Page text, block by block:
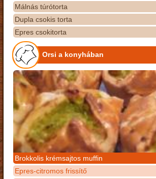
Málnás túrótorta
Dupla csokis torta
Epres csokitorta
Orsi a konyhában
Brokkolis krémsajtos muffin
Epres-citromos frissítő